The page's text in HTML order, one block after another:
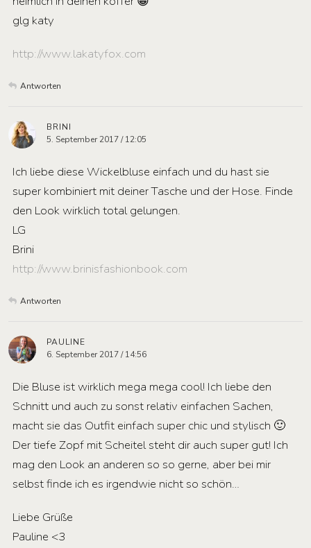
glg katy
http://www.lakatyfox.com
Antworten
BRINI
5. September 2017 / 12:05
Ich liebe diese Wickelbluse einfach und du hast sie
super kombiniert mit deiner Tasche und der Hose. Finde
den Look wirklich total gelungen.
LG
Brini
http://www.brinisfashionbook.com
Antworten
PAULINE
6. September 2017 / 14:56
Die Bluse ist wirklich mega mega cool! Ich liebe den
Schnitt und auch zu sonst relativ einfachen Sachen,
macht sie das Outfit einfach super chic und stylisch 🙂
Der tiefe Zopf mit Scheitel steht dir auch super gut! Ich
mag den Look an anderen so so gerne, aber bei mir
selbst finde ich es irgendwie nicht so schön…
Liebe Grüße
Pauline <3